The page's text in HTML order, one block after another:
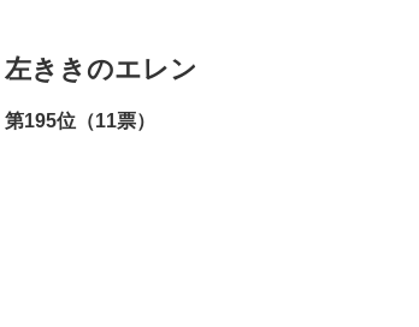
左ききのエレン
第195位（11票）